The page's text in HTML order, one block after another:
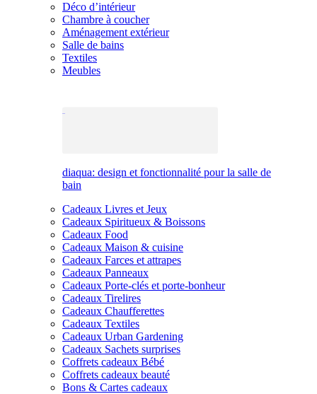
Déco d’intérieur
Chambre à coucher
Aménagement extérieur
Salle de bains
Textiles
Meubles
diaqua: design et fonctionnalité pour la salle de
bain
Cadeaux Livres et Jeux
Cadeaux Spiritueux & Boissons
Cadeaux Food
Cadeaux Maison & cuisine
Cadeaux Farces et attrapes
Cadeaux Panneaux
Cadeaux Porte-clés et porte-bonheur
Cadeaux Tirelires
Cadeaux Chaufferettes
Cadeaux Textiles
Cadeaux Urban Gardening
Cadeaux Sachets surprises
Coffrets cadeaux Bébé
Coffrets cadeaux beauté
Bons & Cartes cadeaux